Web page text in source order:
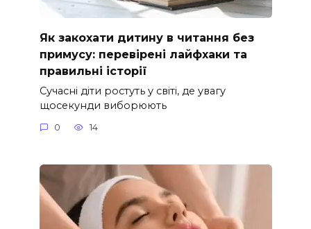
Як закохати дитину в читання без
примусу: перевірені лайфхаки та
правильні історії
Сучасні діти ростуть у світі, де увагу
щосекунди виборюють
0 14